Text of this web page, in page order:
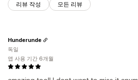
리뷰 작성 모든 리뷰
Hunderunde
독일
앱 사용 기간 6개월